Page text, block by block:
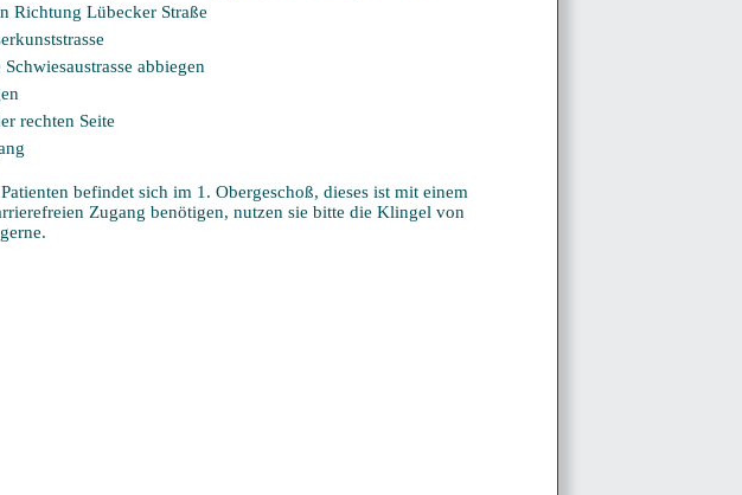
Richtung Lübecker Straße
abbiegen
rechten Seite
befindet sich im 1. Obergeschoß, dieses ist mit einem
Zugang benötigen, nutzen sie bitte die Klingel von